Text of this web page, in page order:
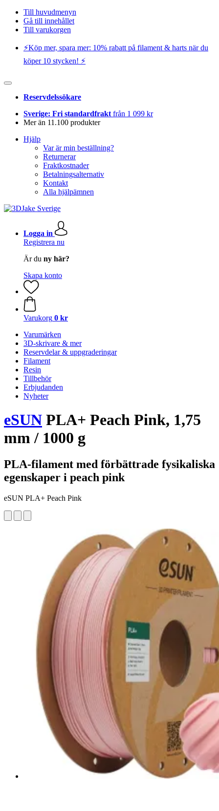
Till huvudmenyn
Gå till innehållet
Till varukorgen
⚡️Köp mer, spara mer: 10% rabatt på filament & harts när du
köper 10 stycken! ⚡️
Reservdelssökare
Sverige: Fri standardfrakt från 1 099 kr
Mer än 11.100 produkter
Hjälp
Var är min beställning?
Returnerar
Fraktkostnader
Betalningsalternativ
Kontakt
Alla hjälpämnen
Logga in
Registrera nu
Är du ny här?
Skapa konto
Varukorg 0 kr
Varumärken
3D-skrivare & mer
Reservdelar & uppgraderingar
Filament
Resin
Tillbehör
Erbjudanden
Nyheter
eSUN PLA+ Peach Pink, 1,75
mm / 1000 g
PLA-filament med förbättrade fysikaliska
egenskaper i peach pink
eSUN PLA+ Peach Pink